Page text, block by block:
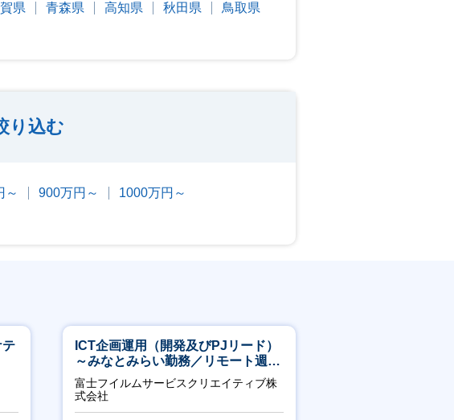
県 青森県 高知県 秋田県
鳥取県
り込む
～ 900万円～
1000万円～
テ
ICT企画運用（開発及びPJリード）
～みなとみらい勤務／リモート週
2OK／業務改善～
富士フイルムサービスクリエイティブ株
式会社